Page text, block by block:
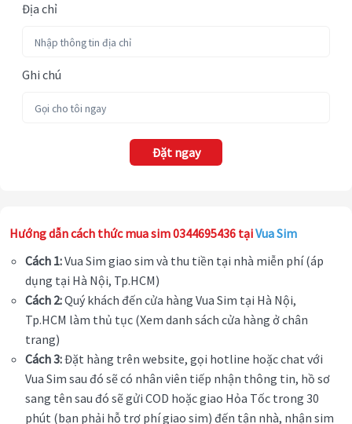
Địa chỉ
Ghi chú
Đặt ngay
Hướng dẫn cách thức mua sim 0344695436 tạiVua Sim
Cách 1:Vua Sim giao sim và thu tiền tại nhà miễn phí (áp
dụng tại Hà Nội, Tp.HCM)
Cách 2:Quý khách đến cửa hàng Vua Sim tại Hà Nội,
Tp.HCM làm thủ tục (Xem danh sách cửa hàng ở chân
trang)
Cách 3:Đặt hàng trên website, gọi hotline hoặc chat với
Vua Sim sau đó sẽ có nhân viên tiếp nhận thông tin, hồ sơ
sang tên sau đó sẽ gửi COD hoặc giao Hỏa Tốc trong 30
phút (bạn phải hỗ trợ phí giao sim) đến tận nhà, nhận sim